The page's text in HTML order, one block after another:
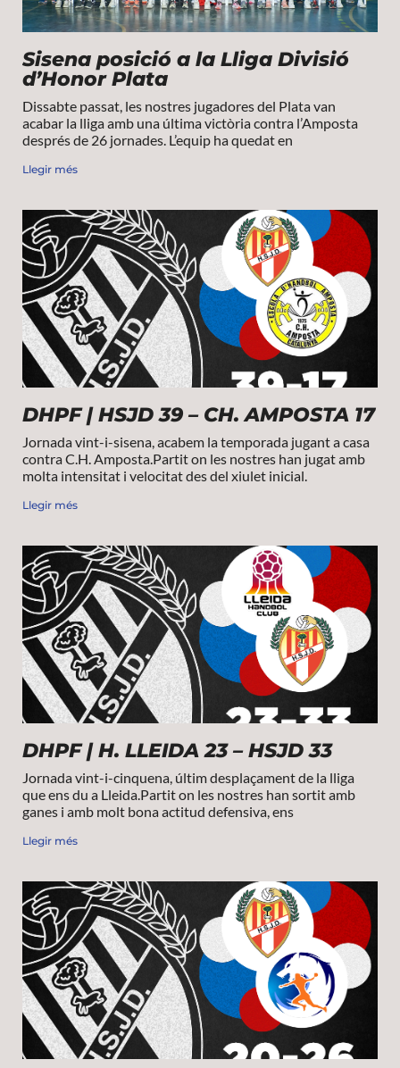
Sisena posició a la Lliga Divisió
d’Honor Plata
Dissabte passat, les nostres jugadores del Plata van
acabar la lliga amb una última victòria contra l’Amposta
després de 26 jornades. L’equip ha quedat en
Llegir més
DHPF | HSJD 39 – CH. AMPOSTA 17
Jornada vint-i-sisena, acabem la temporada jugant a casa
contra C.H. Amposta.Partit on les nostres han jugat amb
molta intensitat i velocitat des del xiulet inicial.
Llegir més
DHPF | H. LLEIDA 23 – HSJD 33
Jornada vint-i-cinquena, últim desplaçament de la lliga
que ens du a Lleida.Partit on les nostres han sortit amb
ganes i amb molt bona actitud defensiva, ens
Llegir més